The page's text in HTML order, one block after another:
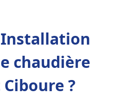
chaudière
?